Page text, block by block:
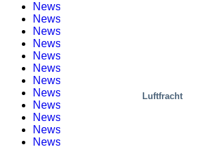
Luftfracht
Newsletter #12 – 2019
Newsletter #11 – 2021
Newsletter #3 – 2023
Newsletter Nr. 2
Newsletter #11 – 2019
Newsletter #4 – 2023
Newsletter Nr. 3
Newsletter #1 – 2020
(1)
Newsletter #1 – 2022
Newsletter #6 – 2023
Newsletter Nr. 4
Newsletter #2 – 2020